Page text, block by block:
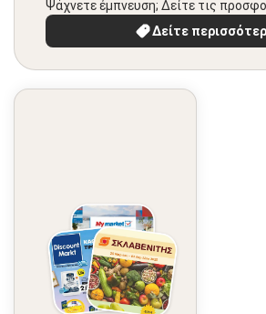
Ψάχνετε έμπνευση; Δείτε τις
Δείτε